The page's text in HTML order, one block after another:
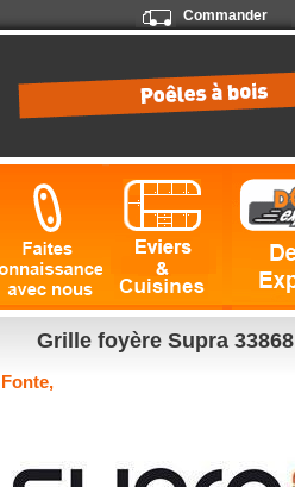
Commander
Grille foyère Supra 33868
Fonte,